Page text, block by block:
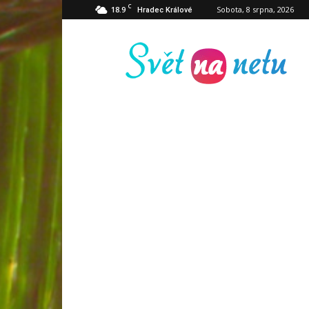
18.9 C Hradec Králové Sobota, 8 srpna, 2026
Svět
na
netu